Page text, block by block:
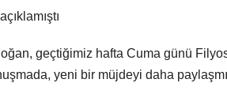
geçtiğimiz hafta Cuma günü
yeni bir müjdeyi daha